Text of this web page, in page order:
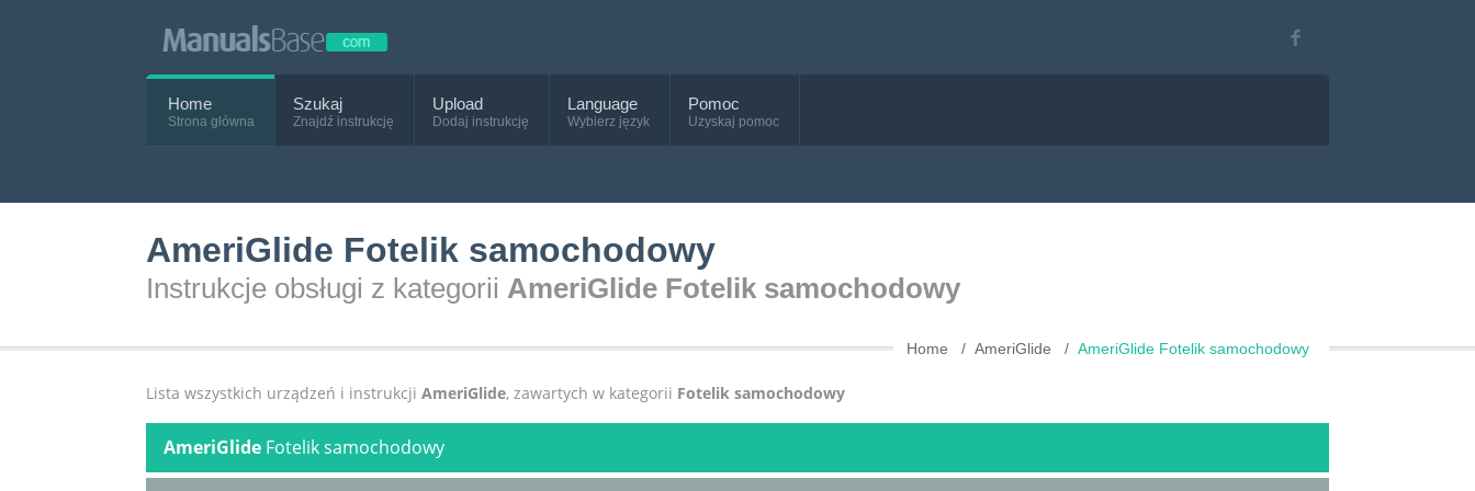
Home
Strona główna
Szukaj
Znajdź instrukcję
Upload
Dodaj instrukcję
Language
Wybierz język
Pomoc
Uzyskaj pomoc
AmeriGlide Fotelik samochodowy
Instrukcje obsługi z kategorii AmeriGlide Fotelik samochodowy
Home AmeriGlide AmeriGlide Fotelik samochodowy
Lista wszystkich urządzeń i instrukcji AmeriGlide, zawartych w kategorii Fotelik samochodowy
AmeriGlide Fotelik samochodowy